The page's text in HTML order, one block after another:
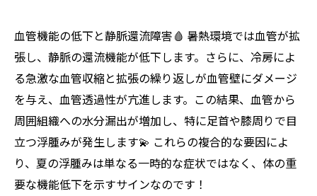
血管機能の低下と静脈還流障害🩸 暑熱環境では血管が拡
張し、静脈の還流機能が低下します。さらに、冷房によ
る急激な血管収縮と拡張の繰り返しが血管壁にダメージ
を与え、血管透過性が亢進します。この結果、血管から
周囲組織への水分漏出が増加し、特に足首や膝周りで目
立つ浮腫みが発生します💫 これらの複合的な要因によ
り、夏の浮腫みは単なる一時的な症状ではなく、体の重
要な機能低下を示すサインなのです！